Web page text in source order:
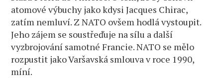
atomové výbuchy jako kdysi Jacques Chirac,
zatím nemluví. Z NATO ovšem hodlá vystoupit.
Jeho zájem se soustřeďuje na sílu a další
vyzbrojování samotné Francie. NATO se mělo
rozpustit jako Varšavská smlouva v roce 1990,
míní.